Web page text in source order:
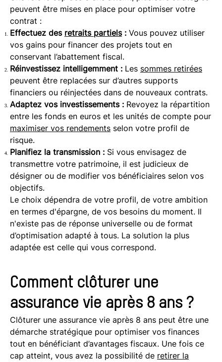
000€ de versement : PFU 7,5% + prélèvements
sociaux de 17,2% - Imposition à 30% sur la
tranche au-delà de 150 000€ de versement :
PFU 12,8% + prélèvements sociaux de 17,2%
peuvent être mises en place pour optimiser votre
contrat :
Effectuez des retraits partiels: Vous pouvez utiliser
vos gains pour financer des projets tout en
conservant l’abattement fiscal.
Réinvestissez intelligemment : Les sommes retirées
peuvent être replacées sur d’autres supports
financiers ou réinjectées dans de nouveaux contrats.
Adaptez vos investissements : Revoyez la répartition
entre les fonds en euros et les unités de compte pour
maximiser vos rendements selon votre profil de
risque.
Planifiez la transmission : Si vous envisagez de
transmettre votre patrimoine, il est judicieux de
désigner ou de modifier vos bénéficiaires selon vos
objectifs.
Le choix dépendra de votre profil, de votre ambition
en termes d'épargne, de vos besoins du moment. Il
n'existe pas de réponse universelle ou de format
d’optimisation adapté à tous. La solution la plus
adaptée est celle qui vous correspond.
Comment clôturer une
assurance vie après 8 ans ?
Clôturer une assurance vie après 8 ans peut être une
démarche stratégique pour optimiser vos finances
tout en bénéficiant d’avantages fiscaux. Une fois ce
cap atteint, vous avez la possibilité de retirer la